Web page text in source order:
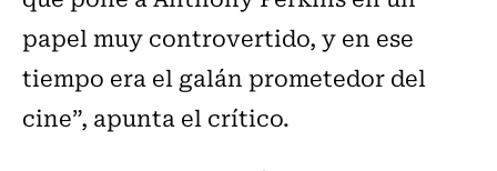
papel muy controvertido, y en ese
tiempo era el galán prometedor del
cine”, apunta el crítico.